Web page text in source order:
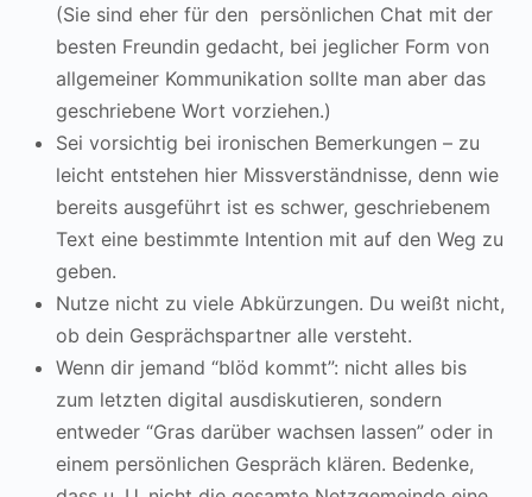
(Sie sind eher für den persönlichen Chat mit der
besten Freundin gedacht, bei jeglicher Form von
allgemeiner Kommunikation sollte man aber das
geschriebene Wort vorziehen.)
Sei vorsichtig bei ironischen Bemerkungen – zu
leicht entstehen hier Missverständnisse, denn wie
bereits ausgeführt ist es schwer, geschriebenem
Text eine bestimmte Intention mit auf den Weg zu
geben.
Nutze nicht zu viele Abkürzungen. Du weißt nicht,
ob dein Gesprächspartner alle versteht.
Wenn dir jemand “blöd kommt”: nicht alles bis
zum letzten digital ausdiskutieren, sondern
entweder “Gras darüber wachsen lassen” oder in
einem persönlichen Gespräch klären. Bedenke,